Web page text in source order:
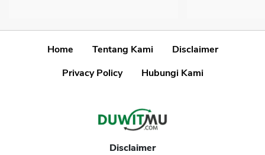
Home Tentang Kami
Disclaimer
Privacy Policy
Hubungi Kami
Disclaimer